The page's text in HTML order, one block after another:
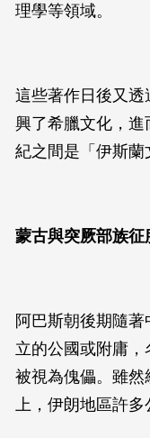
理學等領域。
這些著作日後又
興了希臘文化，
紀之間是「伊斯蘭
蒙古與突厥部族征
阿巴斯朝後期隨
立的公國或附庸
被視為傀儡。雖
上，伊朗地區許多